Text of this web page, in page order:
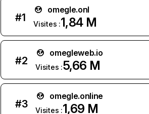
#1
omegle.onl
Visites :1,84 M
#2
omegleweb.io
Visites :5,66 M
#3
omegle.online
Visites :1,69 M